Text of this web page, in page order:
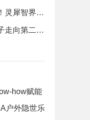
南宁北海商会企业科技破局！灵犀智界AI大管家重磅落地开启智慧人居新时代
重新定义英语学习，引领孩子走向第二语言的新境界
how赋能
户外隐世乐